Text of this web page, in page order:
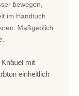
bewegen,
im Handtuch
Maßgeblich
mit
einheitlich